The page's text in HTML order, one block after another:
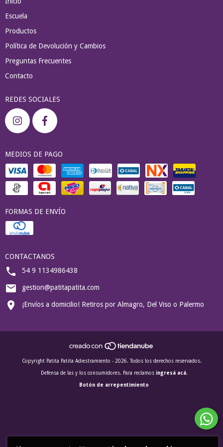
Escuela
Productos
Política de Devolución y Cambios
Preguntas Frecuentes
Contacto
REDES SOCIALES
MEDIOS DE PAGO
FORMAS DE ENVÍO
CONTACTANOS
54 9 1134986438
gestion@patitapatita.com
¡Envíos a domicilio! Retiros por Almagro, Del Viso o Palermo
Copyright Patita Patita Adiestramiento - 2026. Todos los derechos reservados.
Defensa de las y los consumidores. Para reclamos ingresá acá.
Botón de arrepentimiento